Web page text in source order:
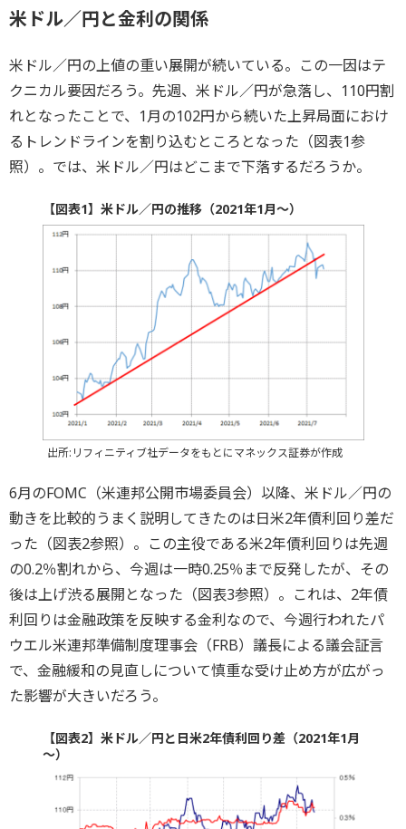
米ドル／円と金利の関係
米ドル／円の上値の重い展開が続いている。この一因はテ
クニカル要因だろう。先週、米ドル／円が急落し、110円割
れとなったことで、1月の102円から続いた上昇局面におけ
るトレンドラインを割り込むところとなった（図表1参
照）。では、米ドル／円はどこまで下落するだろうか。
【図表1】米ドル／円の推移（2021年1月～）
出所:リフィニティブ社データをもとにマネックス証券が作成
6月のFOMC（米連邦公開市場委員会）以降、米ドル／円の
動きを比較的うまく説明してきたのは日米2年債利回り差だ
った（図表2参照）。この主役である米2年債利回りは先週
の0.2％割れから、今週は一時0.25％まで反発したが、その
後は上げ渋る展開となった（図表3参照）。これは、2年債
利回りは金融政策を反映する金利なので、今週行われたパ
ウエル米連邦準備制度理事会（FRB）議長による議会証言
で、金融緩和の見直しについて慎重な受け止め方が広がっ
た影響が大きいだろう。
【図表2】米ドル／円と日米2年債利回り差（2021年1月
～）